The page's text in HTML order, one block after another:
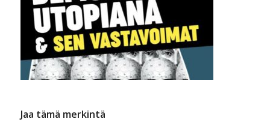
Jaa tämä merkintä